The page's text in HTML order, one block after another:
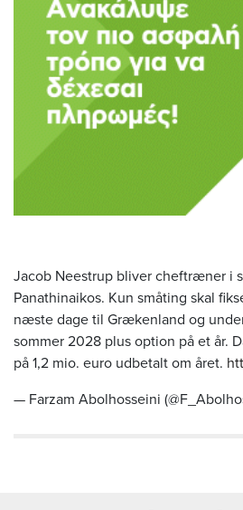
Jacob Neestrup bliver cheftræner i
Panathinaikos. Kun småting skal
næste dage til Grækenland og
sommer 2028 plus option på et år.
på 1,2 mio. euro udbetalt om året.
— Farzam Abolhosseini